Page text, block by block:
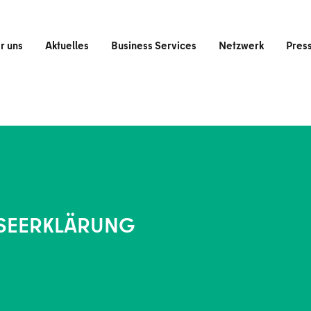
uns Aktuelles Business Services Netzwerk